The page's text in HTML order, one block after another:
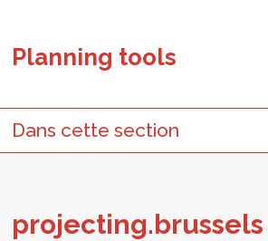
Plan­ning tools
Dans cette section
pro­ject­ing.brus­sels